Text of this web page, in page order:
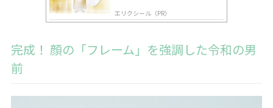
エリクシール（PR）
完成！ 顔の「フレーム」を強調した令和の男
前